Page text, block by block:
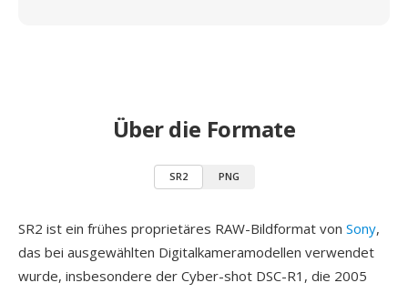
Über die Formate
SR2 PNG
SR2 ist ein frühes proprietäres RAW-Bildformat von Sony,
das bei ausgewählten Digitalkameramodellen verwendet
wurde, insbesondere der Cyber-shot DSC-R1, die 2005